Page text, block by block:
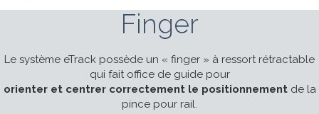
Finger
Le système eTrack possède un « finger » à ressort rétractable
qui fait office de guide pour
orienter et centrer correctement le positionnementde la
pince pour rail.